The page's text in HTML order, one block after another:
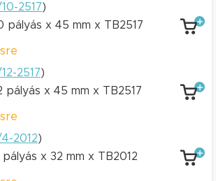
2517)
pályás x 45 mm x TB2517
2517)
pályás x 45 mm x TB2517
2012)
pályás x 32 mm x TB2012